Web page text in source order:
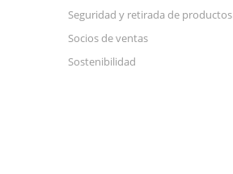
Seguridad y retirada de productos
Socios de ventas
Sostenibilidad